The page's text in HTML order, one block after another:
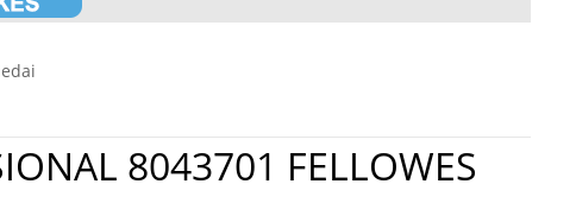
8043701 FELLOWES